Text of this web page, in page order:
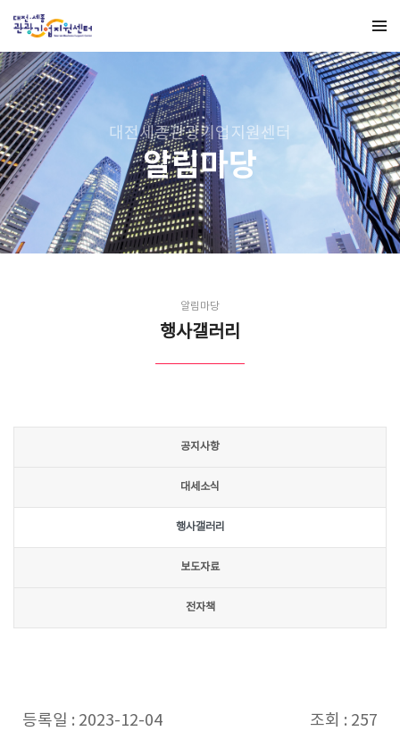
대전세종관광기업지원센터
알림마당
알림마당
행사갤러리
공지사항
대세소식
행사갤러리
보도자료
전자책
등록일 : 2023-12-04 조회 : 257